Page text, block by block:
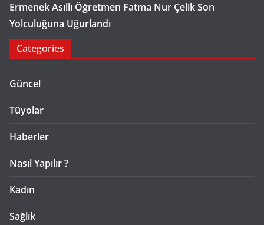
Ermenek Asıllı Öğretmen Fatma Nur Çelik Son
Yolculuğuna Uğurlandı
Categories
Güncel
Tüyolar
Haberler
Nasıl Yapılır ?
Kadın
Sağlık